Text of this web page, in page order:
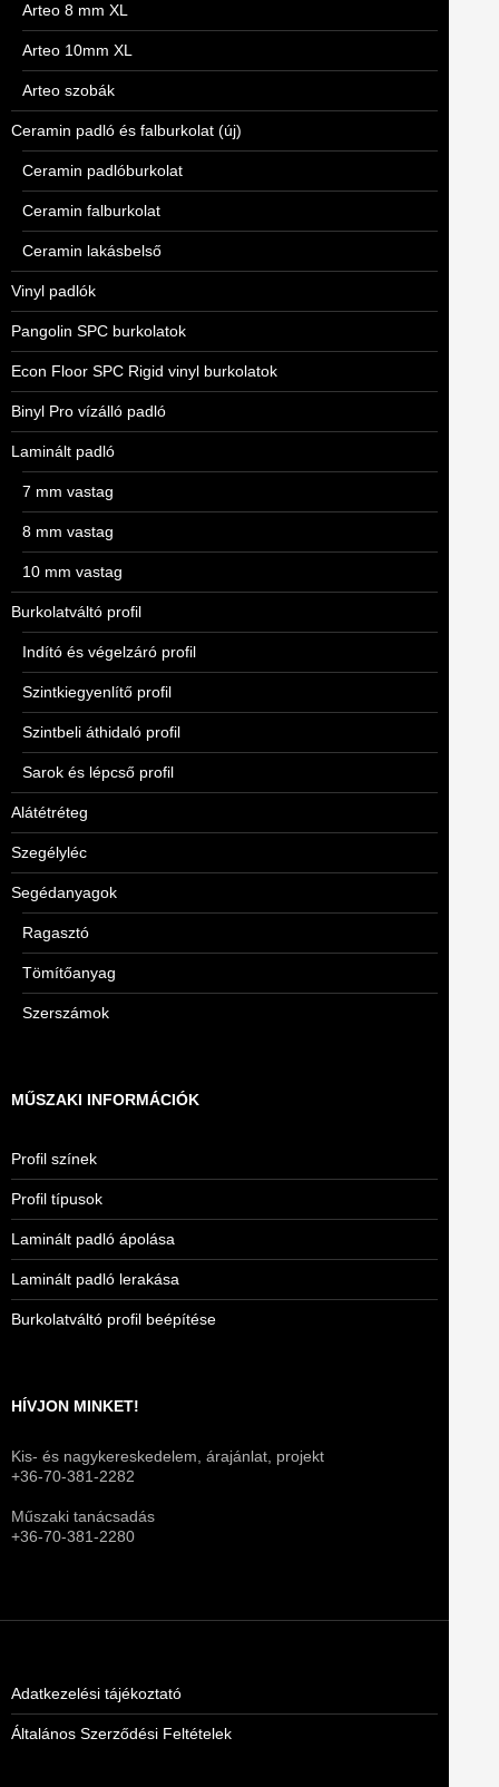
Arteo 8 mm XL
Arteo 10mm XL
Arteo szobák
Ceramin padló és falburkolat (új)
Ceramin padlóburkolat
Ceramin falburkolat
Ceramin lakásbelső
Vinyl padlók
Pangolin SPC burkolatok
Econ Floor SPC Rigid vinyl burkolatok
Binyl Pro vízálló padló
Laminált padló
7 mm vastag
8 mm vastag
10 mm vastag
Burkolatváltó profil
Indító és végelzáró profil
Szintkiegyenlítő profil
Szintbeli áthidaló profil
Sarok és lépcső profil
Alátétréteg
Szegélyléc
Segédanyagok
Ragasztó
Tömítőanyag
Szerszámok
MŰSZAKI INFORMÁCIÓK
Profil színek
Profil típusok
Laminált padló ápolása
Laminált padló lerakása
Burkolatváltó profil beépítése
HÍVJON MINKET!
Kis- és nagykereskedelem, árajánlat, projekt
+36-70-381-2282
Műszaki tanácsadás
+36-70-381-2280
Adatkezelési tájékoztató
Általános Szerződési Feltételek